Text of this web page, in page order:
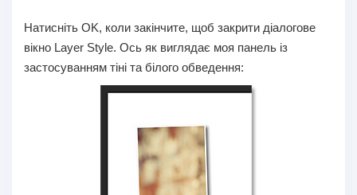
Натисніть OK, коли закінчите, щоб закрити діалогове
вікно Layer Style. Ось як виглядає моя панель із
застосуванням тіні та білого обведення: